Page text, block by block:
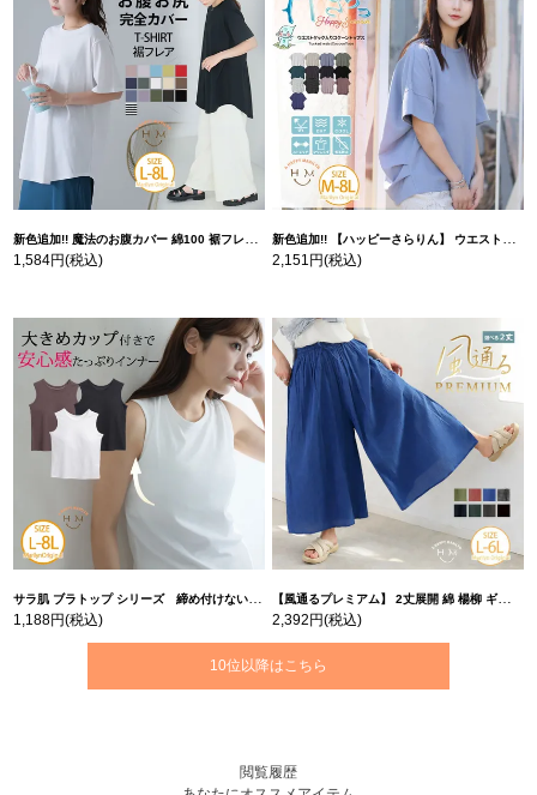
新色追加!! 魔法のお腹カバー 綿100 裾フレア Tシャツ | 大きいサイズの通販ならハッピーマリリン
1,584円(税込)
新色追加!! 【ハッピーさらりん】 ウエストタック入り スッキリ魅せ コクーントップス | 大きいサイズの通販ならハッピーマリリン
2,151円(税込)
サラ肌 ブラトップ シリーズ 締め付けない リブ タンクトップ | 大きいサイズの通販ならハッピーマリリン
1,188円(税込)
【風通るプレミアム】 2丈展開 綿 楊柳 ギャザー フレア スカンツ 【ウェストゴム】 | 大きいサイズの通販ならハッピーマリリン
2,392円(税込)
10位以降はこちら
閲覧履歴